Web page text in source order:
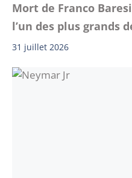
Mort de Franco
l’un des plus grands
31 juillet 2026